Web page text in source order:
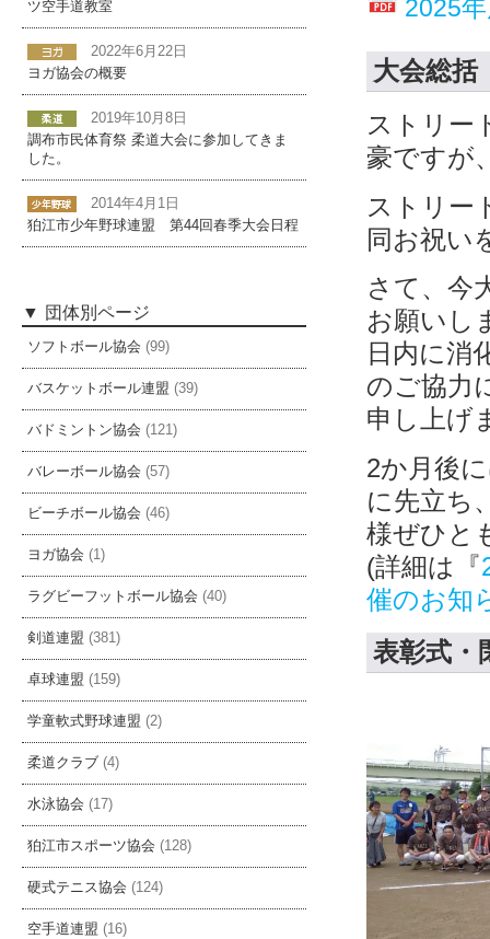
2025
大会総括
ストリー
豪ですが
ストリー
同お祝い
さて、今
お願いし
日内に消
のご協力
申し上げ
2か月後
に先立ち
様ぜひと
(詳細は『
催のお知
表彰式・
ツ空手道教室
2022年6月22日
ヨガ協会の概要
2019年10月8日
調布市民体育祭 柔道大会に参加してきま
した。
2014年4月1日
狛江市少年野球連盟 第44回春季大会日程
団体別ページ
ソフトボール協会 (99)
バスケットボール連盟 (39)
バドミントン協会 (121)
バレーボール協会 (57)
ビーチボール協会 (46)
ヨガ協会 (1)
ラグビーフットボール協会 (40)
剣道連盟 (381)
卓球連盟 (159)
学童軟式野球連盟 (2)
柔道クラブ (4)
水泳協会 (17)
狛江市スポーツ協会 (128)
硬式テニス協会 (124)
空手道連盟 (16)